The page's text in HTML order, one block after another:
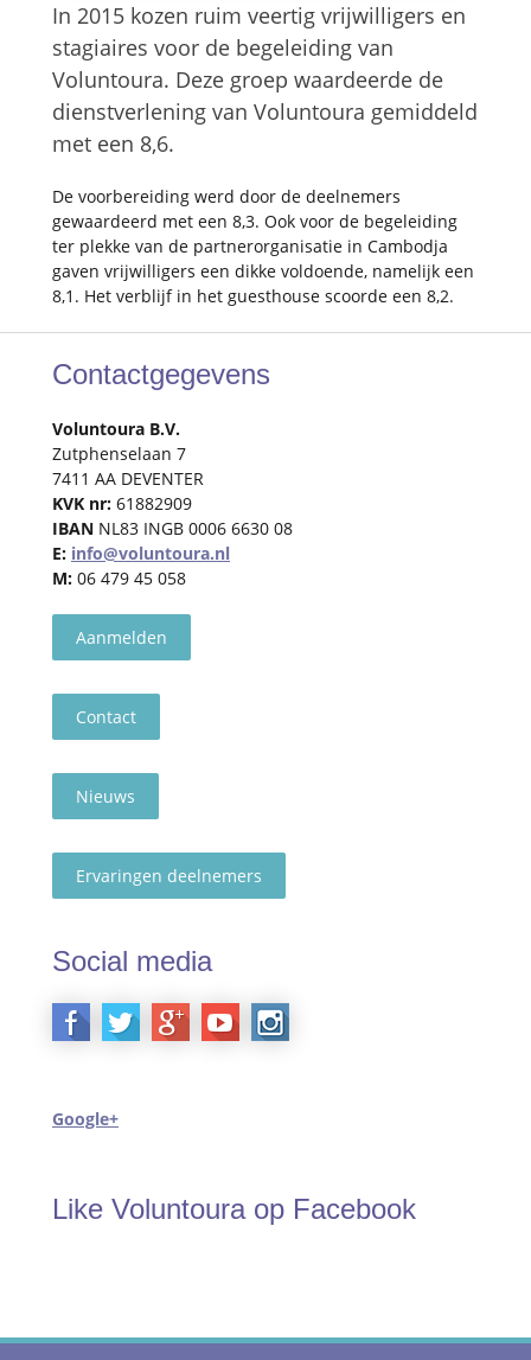
In 2015 kozen ruim veertig vrijwilligers en
stagiaires voor de begeleiding van
Voluntoura. Deze groep waardeerde de
dienstverlening van Voluntoura gemiddeld
met een 8,6.
De voorbereiding werd door de deelnemers
gewaardeerd met een 8,3. Ook voor de begeleiding
ter plekke van de partnerorganisatie in Cambodja
gaven vrijwilligers een dikke voldoende, namelijk een
8,1. Het verblijf in het guesthouse scoorde een 8,2.
Contactgegevens
Voluntoura B.V.
Zutphenselaan 7
7411 AA DEVENTER
KVK nr: 61882909
IBAN NL83 INGB 0006 6630 08
E: info@voluntoura.nl
M: 06 479 45 058
Aanmelden
Contact
Nieuws
Ervaringen deelnemers
Social media
Google+
Like Voluntoura op Facebook